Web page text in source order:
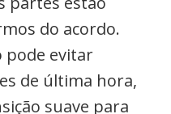
do acordo.
pode evitar
de última hora,
suave para